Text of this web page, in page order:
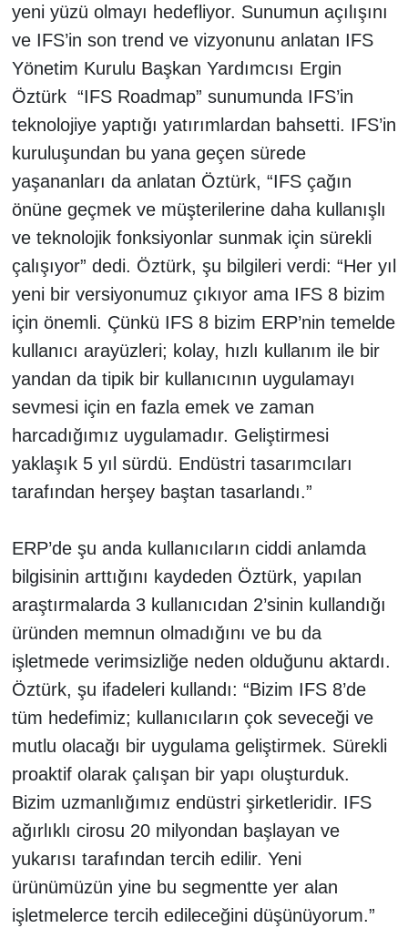
yeni yüzü olmayı hedefliyor. Sunumun açılışını
ve IFS’in son trend ve vizyonunu anlatan IFS
Yönetim Kurulu Başkan Yardımcısı Ergin
Öztürk “IFS Roadmap” sunumunda IFS’in
teknolojiye yaptığı yatırımlardan bahsetti. IFS’in
kuruluşundan bu yana geçen sürede
yaşananları da anlatan Öztürk, “IFS çağın
önüne geçmek ve müşterilerine daha kullanışlı
ve teknolojik fonksiyonlar sunmak için sürekli
çalışıyor” dedi. Öztürk, şu bilgileri verdi: “Her yıl
yeni bir versiyonumuz çıkıyor ama IFS 8 bizim
için önemli. Çünkü IFS 8 bizim ERP’nin temelde
kullanıcı arayüzleri; kolay, hızlı kullanım ile bir
yandan da tipik bir kullanıcının uygulamayı
sevmesi için en fazla emek ve zaman
harcadığımız uygulamadır. Geliştirmesi
yaklaşık 5 yıl sürdü. Endüstri tasarımcıları
tarafından herşey baştan tasarlandı.”
ERP’de şu anda kullanıcıların ciddi anlamda
bilgisinin arttığını kaydeden Öztürk, yapılan
araştırmalarda 3 kullanıcıdan 2’sinin kullandığı
üründen memnun olmadığını ve bu da
işletmede verimsizliğe neden olduğunu aktardı.
Öztürk, şu ifadeleri kullandı: “Bizim IFS 8’de
tüm hedefimiz; kullanıcıların çok seveceği ve
mutlu olacağı bir uygulama geliştirmek. Sürekli
proaktif olarak çalışan bir yapı oluşturduk.
Bizim uzmanlığımız endüstri şirketleridir. IFS
ağırlıklı cirosu 20 milyondan başlayan ve
yukarısı tarafından tercih edilir. Yeni
ürünümüzün yine bu segmentte yer alan
işletmelerce tercih edileceğini düşünüyorum.”